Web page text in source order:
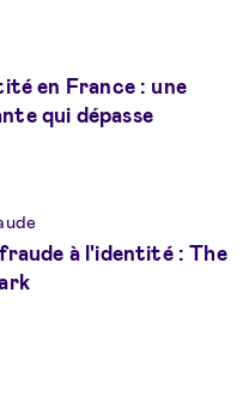
en France : une
qui dépasse
à l'identité : The